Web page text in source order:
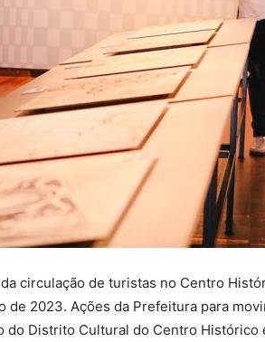
circulação de turistas no Centro
de 2023. Ações da Prefeitura para
do Distrito Cultural do Centro